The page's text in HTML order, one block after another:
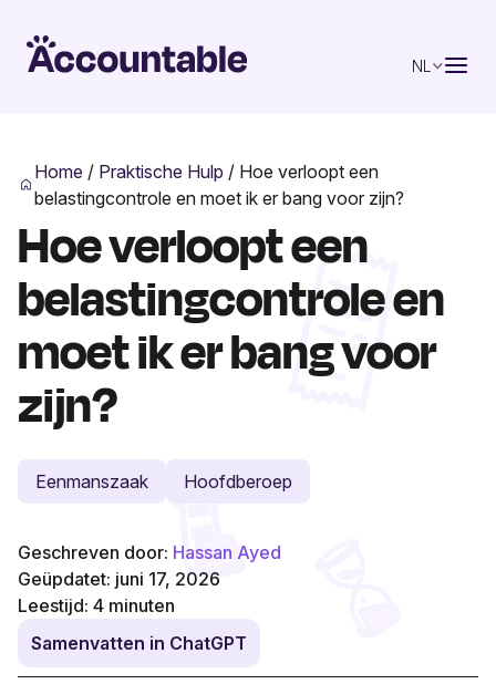
NL
Home / Praktische Hulp / Hoe verloopt een
belastingcontrole en moet ik er bang voor zijn?
Hoe verloopt een
belastingcontrole en
moet ik er bang voor
zijn?
Eenmanszaak Hoofdberoep
Geschreven door: Hassan Ayed
Geüpdatet: juni 17, 2026
Leestijd: 4 minuten
Samenvatten in ChatGPT